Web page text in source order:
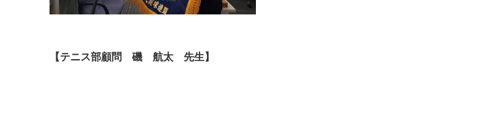
【テニス部顧問 磯 航太 先生】